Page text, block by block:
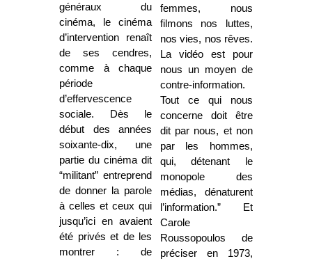
généraux du
cinéma, le cinéma
d’intervention renaît
de ses cendres,
comme à chaque
période
d’effervescence
sociale. Dès le
début des années
soixante-dix, une
partie du cinéma dit
“militant” entreprend
de donner la parole
à celles et ceux qui
jusqu’ici en avaient
été privés et de les
montrer : de
femmes, nous
filmons nos luttes,
nos vies, nos rêves.
La vidéo est pour
nous un moyen de
contre-information.
Tout ce qui nous
concerne doit être
dit par nous, et non
par les hommes,
qui, détenant le
monopole des
médias, dénaturent
l’information.” Et
Carole
Roussopoulos de
préciser en 1973,